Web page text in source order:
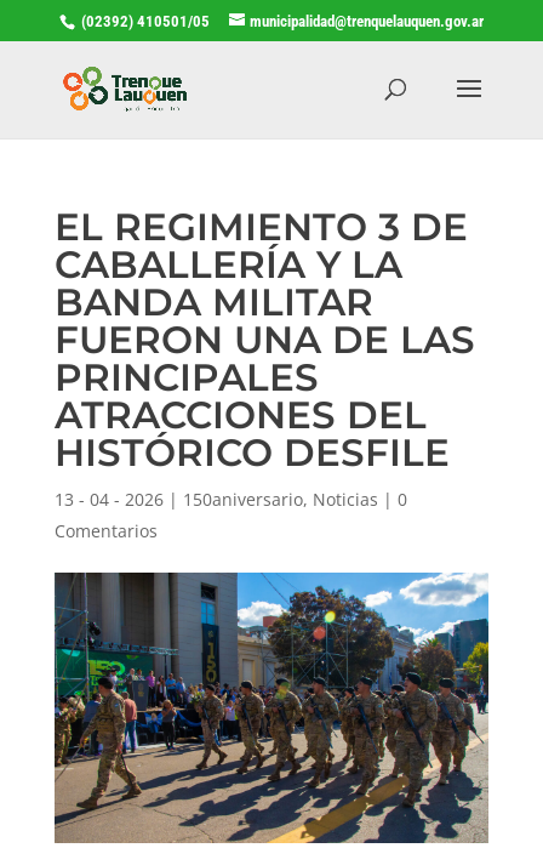
(02392) 410501/05 municipalidad@trenquelauquen.gov.ar
EL REGIMIENTO 3 DE
CABALLERÍA Y LA
BANDA MILITAR
FUERON UNA DE LAS
PRINCIPALES
ATRACCIONES DEL
HISTÓRICO DESFILE
13 - 04 - 2026| 150aniversario, Noticias | 0
Comentarios